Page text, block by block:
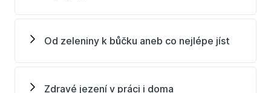
zbytečných diet.
Jak si udržet zdraví, zdravou hmotnost a dobrou
Praktické tipy pro efektivní nákupy, vaření i jezení v
Od zeleniny k bůčku aneb co nejlépe jíst
Zdravé jezení v práci i doma